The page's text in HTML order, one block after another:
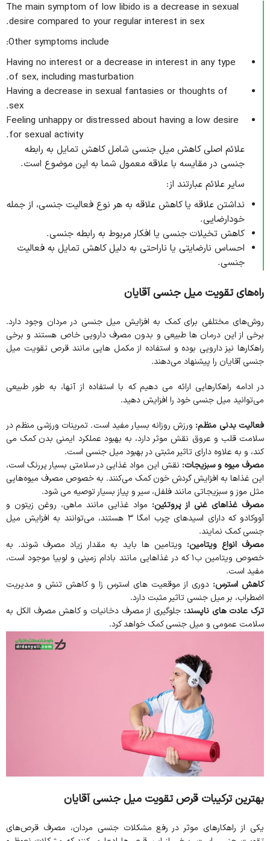
The main symptom of low libido is a decrease in sexual
desire compared to your regular interest in sex.
Other symptoms include:
Having no interest or a decrease in interest in any type
of sex, including masturbation.
Having a decrease in sexual fantasies or thoughts of
sex.
Feeling unhappy or distressed about having a low desire
for sexual activity.
علائم اصلی کاهش میل جنسی شامل کاهش تمایل به رابطه
جنسی در مقایسه با علاقه معمول شما به این موضوع است.
سایر علائم عبارتند از:
نداشتن علاقه یا کاهش علاقه به هر نوع فعالیت جنسی، از جمله
خودارضایی.
کاهش تخیلات جنسی یا افکار مربوط به رابطه جنسی.
احساس نارضایتی یا ناراحتی به دلیل کاهش تمایل به فعالیت
جنسی.
راه‌های تقویت میل جنسی آقایان
روش‌های مختلفی برای کمک به افزایش میل جنسی در مردان وجود دارد.
برخی از این درمان ها طبیعی و بدون مصرف دارویی خاص هستند و برخی
راهکارها نیز دارویی بوده و استفاده از مکمل هایی مانند قرص تقویت میل
جنسی آقایان را پیشنهاد می‌دهند.
در ادامه راهکارهایی ارائه می دهیم که با استفاده از آنها، به طور طبیعی
می‌توانید میل جنسی خود را افزایش دهید.
فعالیت بدنی منظم: ورزش روزانه بسیار مفید است. تمرینات ورزشی منظم در
سلامت قلب و عروق نقش موثر دارد، به بهبود عملکرد ایمنی بدن کمک می
کند، و به علاوه دارای تاثیر مثبتی در بهبود میل جنسی است.
مصرف میوه‌ و سبزیجات: نقش این مواد غذایی در سلامتی بسیار پررنگ است،
این غذاها به افزایش گردش خون کمک می‌کنند. به خصوص مصرف میوه‌هایی
مثل موز و سبزیجاتی مانند فلفل، سیر و پیاز بسیار توصیه می شود.
مصرف غذاهای غنی از پروتئین: مواد غذایی مانند ماهی، روغن زیتون و
آووکادو که دارای اسیدهای چرب امگا 3 هستند، می‌توانند به افزایش میل
جنسی کمک نمایند.
مصرف انواع ویتامین‌: ویتامین ها باید به مقدار زیاد مصرف شوند. به
خصوص ویتامین ب1 که در غذاهایی مانند بادام زمینی و لوبیا موجود است،
مفید است.
کاهش استرس: دوری از موقعیت های استرس زا و کاهش تنش و مدیریت
اضطراب، بر میل جنسی تاثیر مثبت دارد.
ترک عادت های ناپسند: جلوگیری از مصرف دخانیات و کاهش مصرف الکل به
سلامت عمومی و میل جنسی کمک خواهد کرد.
بهترین ترکیبات قرص تقویت میل جنسی آقایان
یکی از راهکارهای موثر در رفع مشکلات جنسی مردان، مصرف قرص‌های